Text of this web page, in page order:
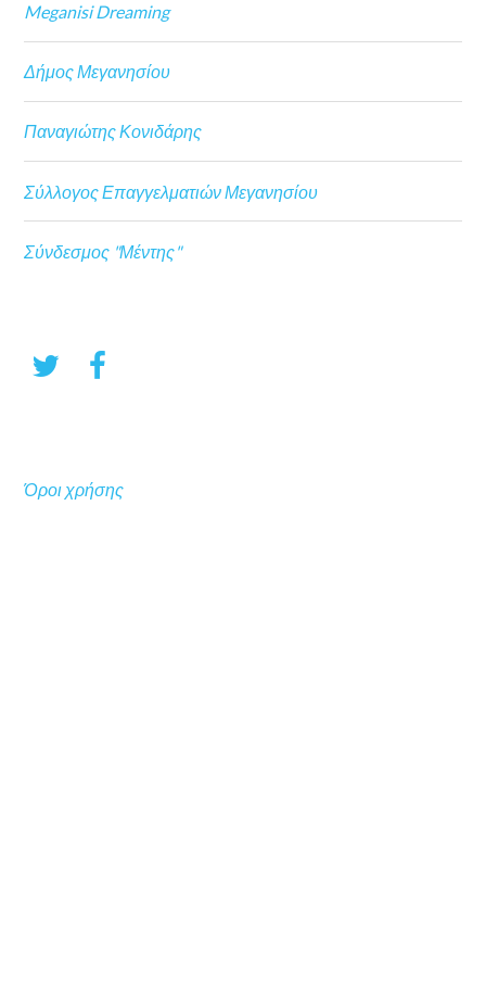
Meganisi Dreaming
Δήμος Μεγανησίου
Παναγιώτης Κονιδάρης
Σύλλογος Επαγγελματιών Μεγανησίου
Σύνδεσμος "Μέντης"
Όροι χρήσης